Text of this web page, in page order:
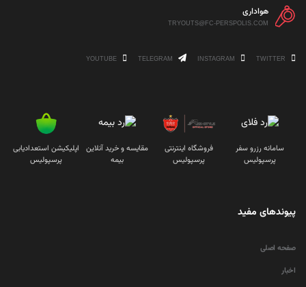
هواداری
TRYOUTS@FC-PERSPOLIS.COM
سامانه رزرو سفر
پرسپولیس
فروشگاه اینترنتی
پرسپولیس
مقایسه و خرید آنلاین
بیمه
اپلیکیشن استعدادیابی
پرسپولیس
پیوندهای مفید
صفحه اصلی
اخبار